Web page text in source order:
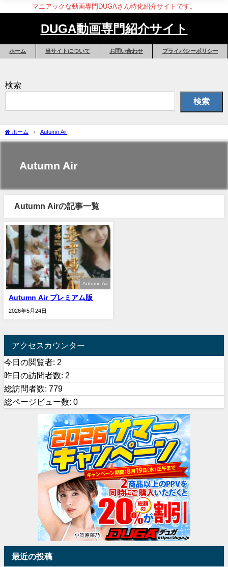
マニアックな動画専門DUGAさん特化紹介サイトです。
DUGA動画専門紹介サイト
ホーム 当サイトについて お問い合わせ プライバシーポリシー
検索
検索
ホーム Autumn Air
Autumn Air
Autumn Airの記事一覧
Autumn Air
Autumn Air プレミアム版
2026年5月24日
アクセスカウンター
今日の閲覧者: 2
昨日の訪問者数: 2
総訪問者数: 779
総ページビュー数: 0
最近の投稿